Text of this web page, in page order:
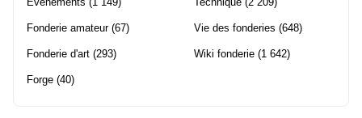
Fonderie amateur(67)
Fonderie d'art (293)
Forge (40)
Vie des fonderies (648)
Wiki fonderie (1 642)